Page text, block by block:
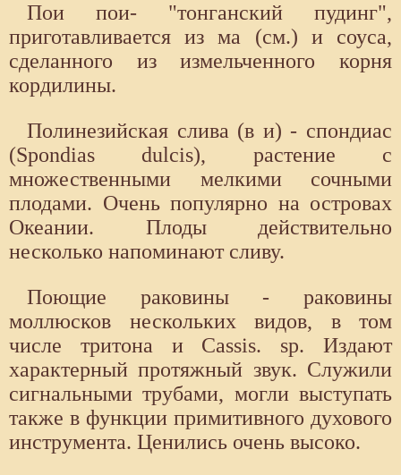
Пои пои- "тонганский пудинг",
приготавливается из ма (см.) и соуса,
сделанного из измельченного корня
кордилины.
Полинезийская слива (в и) - спондиас
(Spondias dulcis), растение с
множественными мелкими сочными
плодами. Очень популярно на островах
Океании. Плоды действительно
несколько напоминают сливу.
Поющие раковины - раковины
моллюсков нескольких видов, в том
числе тритона и Cassis. sp. Издают
характерный протяжный звук. Служили
сигнальными трубами, могли выступать
также в функции примитивного духового
инструмента. Ценились очень высоко.